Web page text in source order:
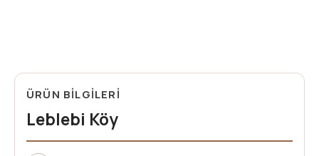
ÜRÜN BİLGİLERİ
Leblebi Köy